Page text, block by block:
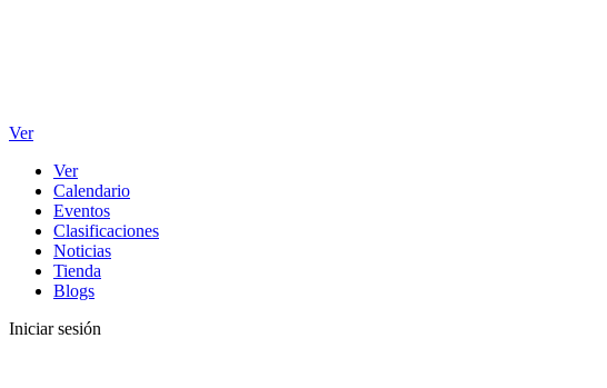
Ver
Ver
Calendario
Eventos
Clasificaciones
Noticias
Tienda
Blogs
Iniciar sesión